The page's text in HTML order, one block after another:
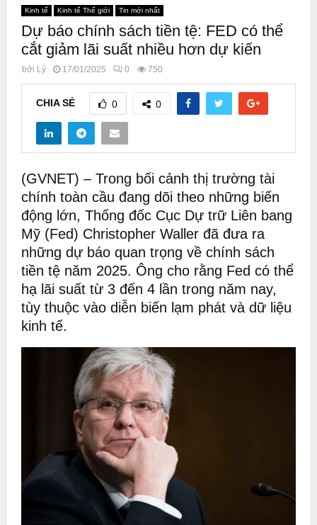
Kinh tế Kinh tế Thế giới Tin mới nhất
Dự báo chính sách tiền tệ: FED có thể
cắt giảm lãi suất nhiều hơn dự kiến
bởi Lý 17/01/2025 0 750
CHIA SẺ 0 0
(GVNET) – Trong bối cảnh thị trường tài
chính toàn cầu đang dõi theo những biến
động lớn, Thống đốc Cục Dự trữ Liên bang
Mỹ (Fed) Christopher Waller đã đưa ra
những dự báo quan trọng về chính sách
tiền tệ năm 2025. Ông cho rằng Fed có thể
hạ lãi suất từ 3 đến 4 lần trong năm nay,
tùy thuộc vào diễn biến lạm phát và dữ liệu
kinh tế.